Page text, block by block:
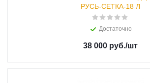
РУСЬ-СЕТКА-18 Л
Достаточно
38 000 руб./шт